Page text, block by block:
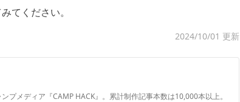
てください。
2024/10/01 更新
プメディア『CAMP HACK』。累計制作記事本数は10,000本以上。